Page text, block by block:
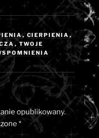
, CIERPIENIA,
,TWOJE
opublikowany.
*